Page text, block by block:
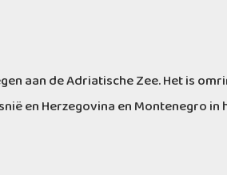
aan de Adriatische Zee. Het is
en Herzegovina en Montenegro